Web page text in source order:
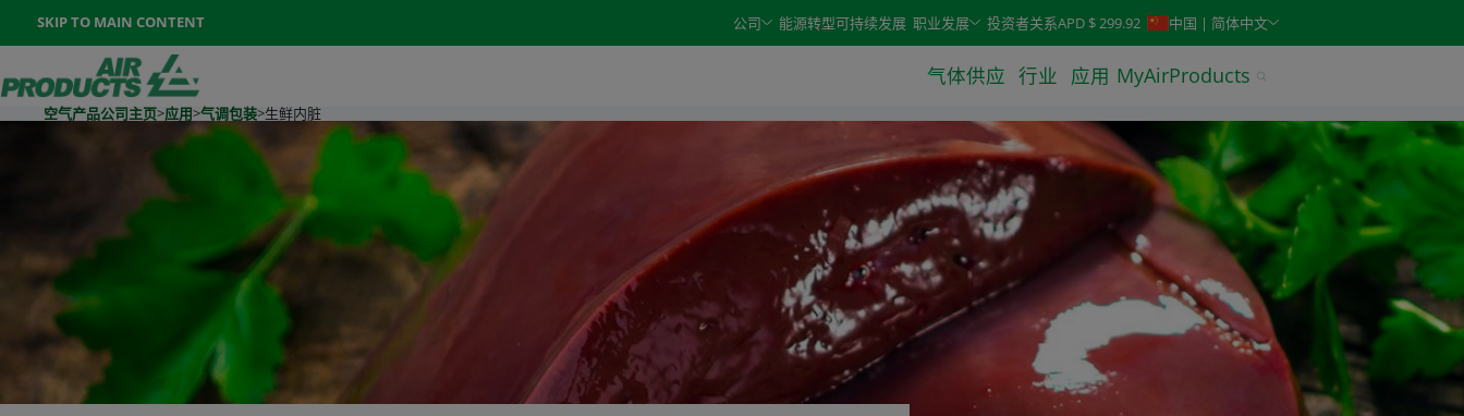
SKIP TO MAIN CONTENT
Once the menu is open you can move between options with the arrow keys and select an option with the enter or space keys. Typeahead search is also available.
400-888-7662 联系我们 公司 能源转型可持续发展 职业发展 投资者关系APD $ 299.92 中国 | 简体中文
Go To Home Page
气体供应 行业 应用 MyAirProducts
空气产品公司主页>应用>气调包装>生鲜内脏